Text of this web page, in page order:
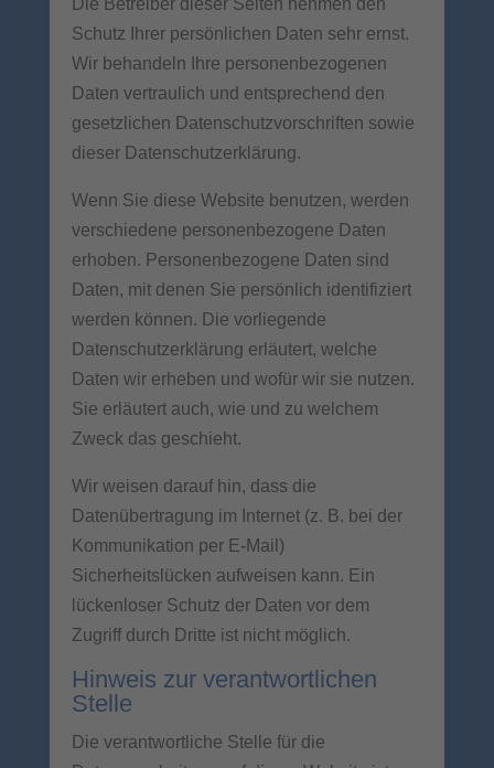
Die Betreiber dieser Seiten nehmen den
Schutz Ihrer persönlichen Daten sehr ernst.
Wir behandeln Ihre personenbezogenen
Daten vertraulich und entsprechend den
gesetzlichen Datenschutzvorschriften sowie
dieser Datenschutzerklärung.
Wenn Sie diese Website benutzen, werden
verschiedene personenbezogene Daten
erhoben. Personenbezogene Daten sind
Daten, mit denen Sie persönlich identifiziert
werden können. Die vorliegende
Datenschutzerklärung erläutert, welche
Daten wir erheben und wofür wir sie nutzen.
Sie erläutert auch, wie und zu welchem
Zweck das geschieht.
Wir weisen darauf hin, dass die
Datenübertragung im Internet (z. B. bei der
Kommunikation per E-Mail)
Sicherheitslücken aufweisen kann. Ein
lückenloser Schutz der Daten vor dem
Zugriff durch Dritte ist nicht möglich.
Hinweis zur verantwortlichen
Stelle
Die verantwortliche Stelle für die